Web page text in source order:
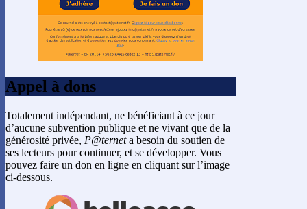
Appel à dons
Totalement indépendant, ne bénéficiant à ce jour
d’aucune subvention publique et ne vivant que de la
générosité privée, P@terneta besoin du soutien de
ses lecteurs pour continuer, et se développer. Vous
pouvez faire un don en ligne en cliquant sur l’image
ci-dessous.